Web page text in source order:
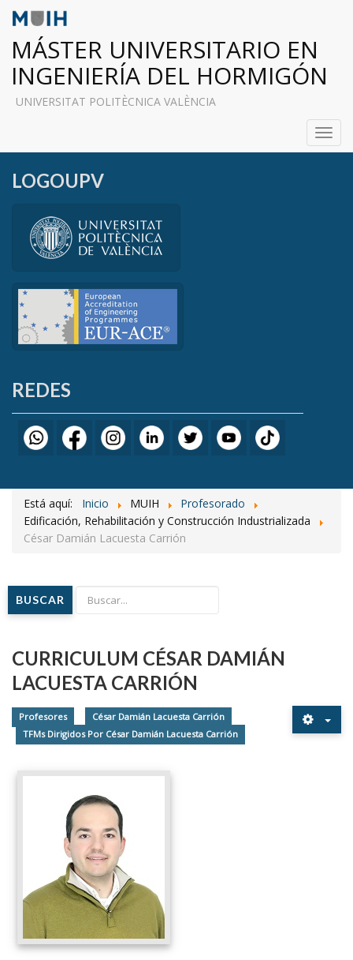
MÁSTER UNIVERSITARIO EN
INGENIERÍA DEL HORMIGÓN
UNIVERSITAT POLITÈCNICA VALÈNCIA
LOGOUPV
REDES
Está aquí: Inicio MUIH
Profesorado
Edificación, Rehabilitación y Construcción Industrializada
César Damián Lacuesta Carrión
BUSCAR
CURRICULUM CÉSAR DAMIÁN
LACUESTA CARRIÓN
Profesores
César Damián Lacuesta Carrión
TFMs Dirigidos Por César Damián Lacuesta Carrión